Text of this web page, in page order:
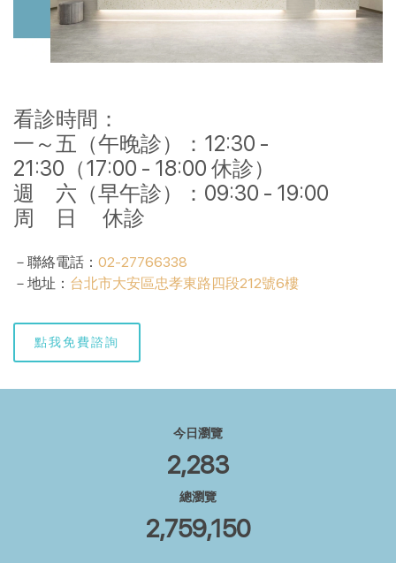
看診時間：
一～五（午晚診）：12:30 -
21:30（17:00 - 18:00 休診）
週 六（早午診）：09:30 - 19:00
周 日 休診
－聯絡電話： 02-27766338
－地址： 台北市大安區忠孝東路四段212號6樓
點我免費諮詢
今日瀏覽
2,283
總瀏覽
2,759,150